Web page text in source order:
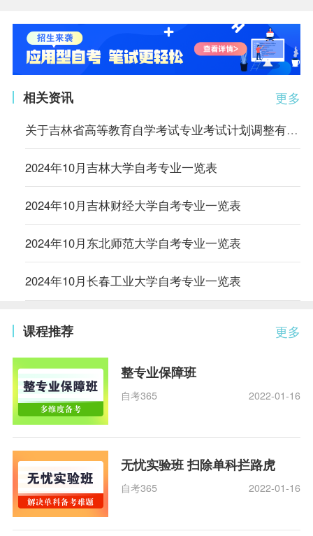
更多
相关资讯
关于吉林省高等教育自学考试专业考试计划调整有关事项的通知
2024年10月吉林大学自考专业一览表
2024年10月吉林财经大学自考专业一览表
2024年10月东北师范大学自考专业一览表
2024年10月长春工业大学自考专业一览表
更多
课程推荐
整专业保障班
自考365 2022-01-16
无忧实验班 扫除单科拦路虎
自考365 2022-01-16